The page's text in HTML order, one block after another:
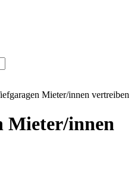
Mieter/innen vertreiben
Mieter/innen